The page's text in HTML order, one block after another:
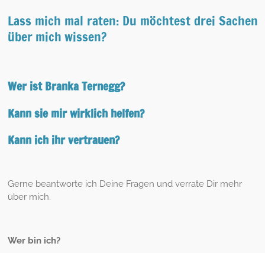
Lass mich mal raten: Du möchtest drei Sachen
über mich wissen?
Wer ist Branka Ternegg?
Kann sie mir wirklich helfen?
Kann ich ihr vertrauen?
Gerne beantworte ich Deine Fragen und verrate Dir mehr
über mich.
Wer bin ich?